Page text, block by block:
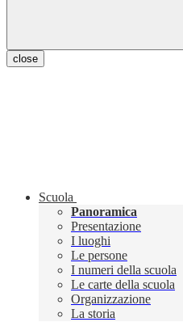
close
Scuola
Panoramica
Presentazione
I luoghi
Le persone
I numeri della scuola
Le carte della scuola
Organizzazione
La storia